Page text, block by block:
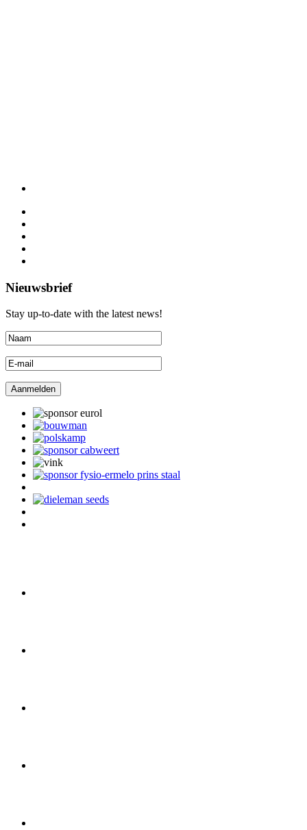
Nieuwsbrief
Stay up-to-date with the latest news!